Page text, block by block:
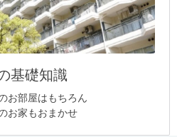
基礎知識
お部屋はもちろん
お家もおまかせ